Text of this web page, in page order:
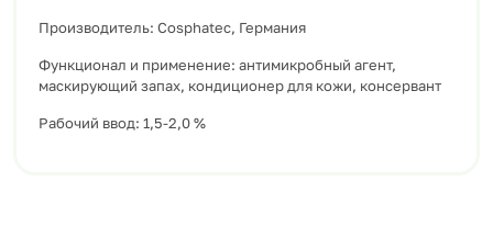
Производитель: Cosphatec, Германия
Функционал и применение: антимикробный агент,
маскирующий запах, кондиционер для кожи, консервант
Рабочий ввод: 1,5-2,0 %